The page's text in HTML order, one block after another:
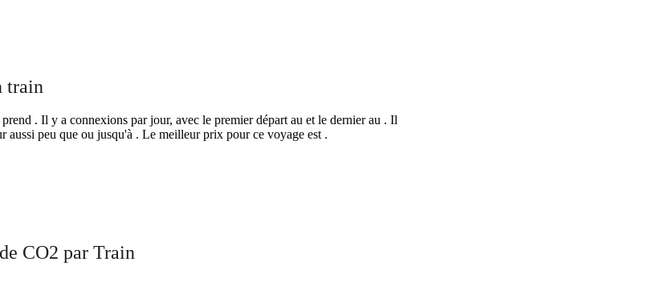
train
. Il y a connexions par jour, avec le premier départ au et le dernier au . Il
aussi peu que ou jusqu'à . Le meilleur prix pour ce voyage est .
CO2 par Train